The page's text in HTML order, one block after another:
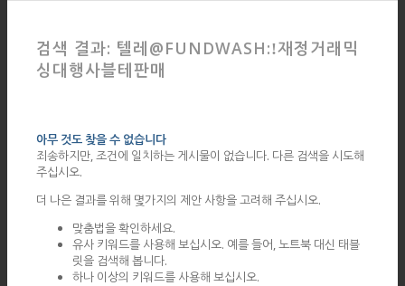
검색 결과: 텔레@FUNDWASH:ǃ재정거래믹
싱대행사블테판매
아무 것도 찾을 수 없습니다
죄송하지만, 조건에 일치하는 게시물이 없습니다. 다른 검색을 시도해
주십시오.
더 나은 결과를 위해 몇가지의 제안 사항을 고려해 주십시오.
맞춤법을 확인하세요.
유사 키워드를 사용해 보십시오. 예를 들어, 노트북 대신 태블
릿을 검색해 봅니다.
하나 이상의 키워드를 사용해 보십시오.